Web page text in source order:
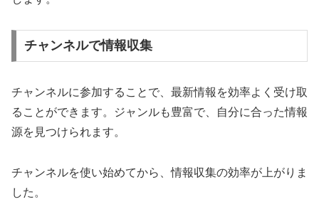
チャンネルで情報収集
チャンネルに参加することで、最新情報を効率よく受け取
ることができます。ジャンルも豊富で、自分に合った情報
源を見つけられます。
チャンネルを使い始めてから、情報収集の効率が上がりま
した。